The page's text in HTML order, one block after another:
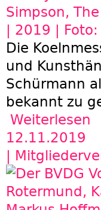
Die
und
Schürmann
bekannt zu
Weiterlesen
12.11.2019
|